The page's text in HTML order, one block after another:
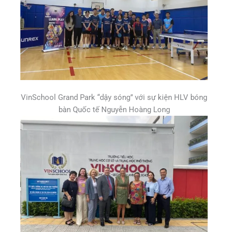
VinSchool Grand Park “dậy sóng” với sự kiện HLV bóng
bàn Quốc tế Nguyễn Hoàng Long